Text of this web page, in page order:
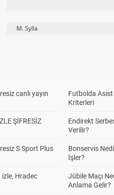
M. Sylla
canlı yayın
ŞİFRESİZ
S Sport Plus
Hradec
Futbolda Asist
Kriterleri
Endirekt
Verilir?
Bonservis
İşler?
Jübile Maçı
Anlama Gelir?